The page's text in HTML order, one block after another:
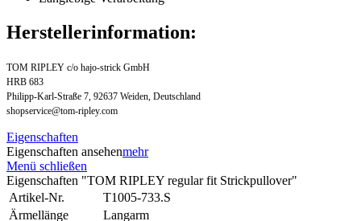
Herstellerinformation:
TOM RIPLEY c/o hajo-strick GmbH
HRB 683
Philipp-Karl-Straße 7, 92637 Weiden, Deutschland
shopservice@tom-ripley.com
Eigenschaften
Eigenschaften ansehenmehr
Menü schließen
Eigenschaften "TOM RIPLEY regular fit Strickpullover"
Artikel-Nr.
T1005-733.S
Ärmellänge
Langarm